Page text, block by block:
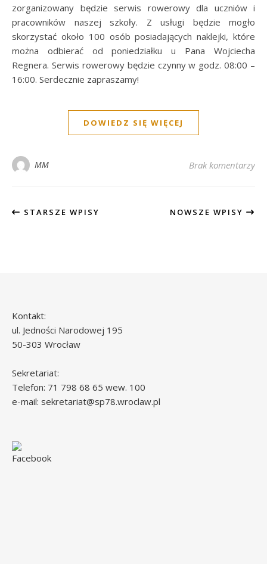
zorganizowany będzie serwis rowerowy dla uczniów i
pracowników naszej szkoły. Z usługi będzie mogło
skorzystać około 100 osób posiadających naklejki, które
można odbierać od poniedziałku u Pana Wojciecha
Regnera. Serwis rowerowy będzie czynny w godz. 08:00 –
16:00. Serdecznie zapraszamy!
DOWIEDZ SIĘ WIĘCEJ
MM Brak komentarzy
STARSZE WPISY NOWSZE WPISY
Kontakt:
ul. Jedności Narodowej 195
50-303 Wrocław
Sekretariat:
Telefon: 71 798 68 65 wew. 100
e-mail: sekretariat@sp78.wroclaw.pl